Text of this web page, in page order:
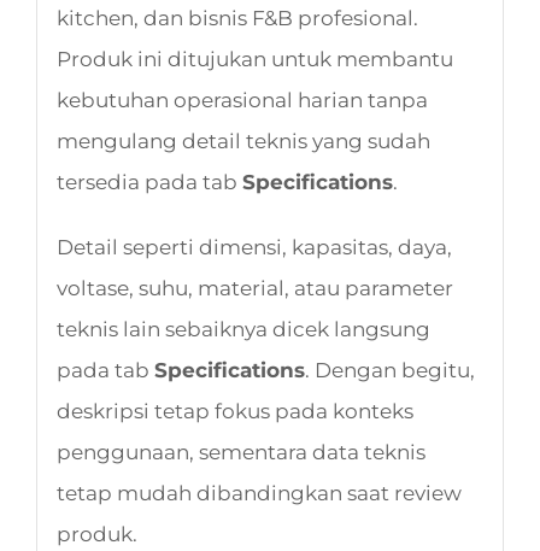
kitchen, dan bisnis F&B profesional.
Produk ini ditujukan untuk membantu
kebutuhan operasional harian tanpa
mengulang detail teknis yang sudah
tersedia pada tab Specifications.
Detail seperti dimensi, kapasitas, daya,
voltase, suhu, material, atau parameter
teknis lain sebaiknya dicek langsung
pada tab Specifications. Dengan begitu,
deskripsi tetap fokus pada konteks
penggunaan, sementara data teknis
tetap mudah dibandingkan saat review
produk.